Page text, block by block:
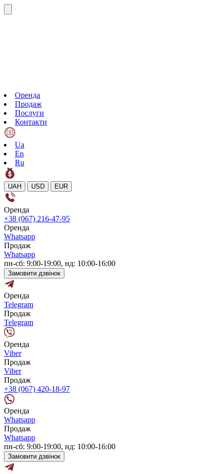
Оренда
Продаж
Послуги
Контакти
Ua
En
Ru
UAH USD EUR
Оренда
+38 (067) 216-47-95
Оренда
Whatsapp
Продаж
Whatsapp
пн-сб: 9:00-19:00, нд: 10:00-16:00
Замовити дзвінок
Оренда
Telegram
Продаж
Telegram
Оренда
Viber
Продаж
Viber
Продаж
+38 (067) 420-18-97
Оренда
Whatsapp
Продаж
Whatsapp
пн-сб: 9:00-19:00, нд: 10:00-16:00
Замовити дзвінок